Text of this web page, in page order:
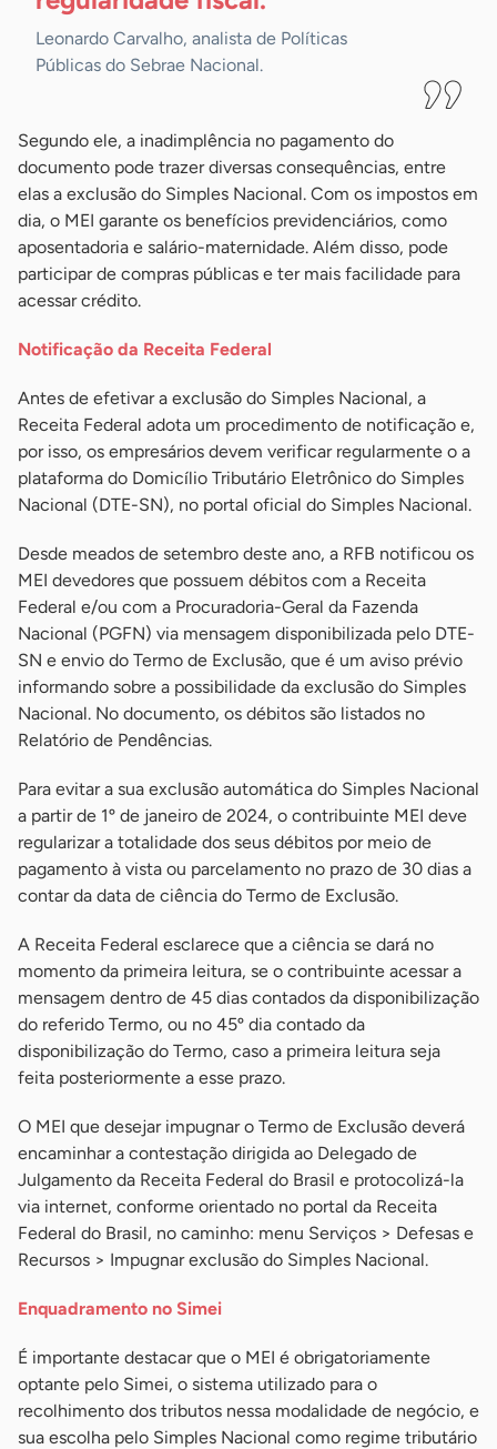
Leonardo Carvalho, analista de Políticas
Públicas do Sebrae Nacional.
Segundo ele, a inadimplência no pagamento do
documento pode trazer diversas consequências, entre
elas a exclusão do Simples Nacional. Com os impostos em
dia, o MEI garante os benefícios previdenciários, como
aposentadoria e salário-maternidade. Além disso, pode
participar de compras públicas e ter mais facilidade para
acessar crédito.
Notificação da Receita Federal
Antes de efetivar a exclusão do Simples Nacional, a
Receita Federal adota um procedimento de notificação e,
por isso, os empresários devem verificar regularmente o a
plataforma do Domicílio Tributário Eletrônico do Simples
Nacional (DTE-SN), no portal oficial do Simples Nacional.
Desde meados de setembro deste ano, a RFB notificou os
MEI devedores que possuem débitos com a Receita
Federal e/ou com a Procuradoria-Geral da Fazenda
Nacional (PGFN) via mensagem disponibilizada pelo DTE-
SN e envio do Termo de Exclusão, que é um aviso prévio
informando sobre a possibilidade da exclusão do Simples
Nacional. No documento, os débitos são listados no
Relatório de Pendências.
Para evitar a sua exclusão automática do Simples Nacional
a partir de 1º de janeiro de 2024, o contribuinte MEI deve
regularizar a totalidade dos seus débitos por meio de
pagamento à vista ou parcelamento no prazo de 30 dias a
contar da data de ciência do Termo de Exclusão.
A Receita Federal esclarece que a ciência se dará no
momento da primeira leitura, se o contribuinte acessar a
mensagem dentro de 45 dias contados da disponibilização
do referido Termo, ou no 45º dia contado da
disponibilização do Termo, caso a primeira leitura seja
feita posteriormente a esse prazo.
O MEI que desejar impugnar o Termo de Exclusão deverá
encaminhar a contestação dirigida ao Delegado de
Julgamento da Receita Federal do Brasil e protocolizá-la
via internet, conforme orientado no portal da Receita
Federal do Brasil, no caminho: menu Serviços > Defesas e
Recursos > Impugnar exclusão do Simples Nacional.
Enquadramento no Simei
É importante destacar que o MEI é obrigatoriamente
optante pelo Simei, o sistema utilizado para o
recolhimento dos tributos nessa modalidade de negócio, e
sua escolha pelo Simples Nacional como regime tributário